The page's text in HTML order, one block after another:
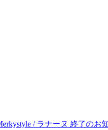
/ ラナーヌ 終了のお